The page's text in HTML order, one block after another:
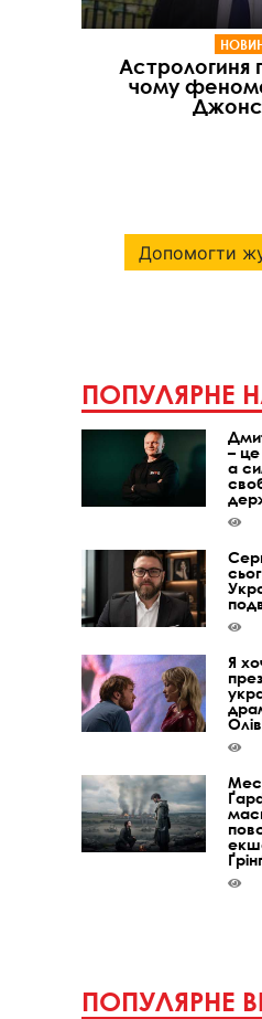
Астрологиня
чому
Допомогти
ПОПУЛЯРНЕ
–
а
Я
ПОПУЛЯРНЕ